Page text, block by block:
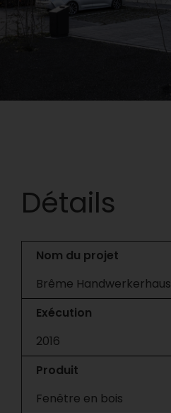
Détails
Nom du projet
Brême Handwerkerhaus
Exécution
2016
Produit
Fenêtre en bois